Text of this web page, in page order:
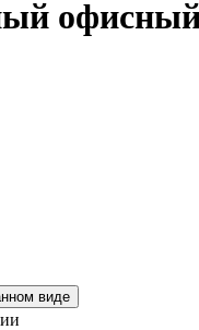
виде